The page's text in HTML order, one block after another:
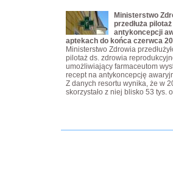
Ministerstwo
przedłuża
antykoncepcji
aptekach do końca czerwca
Ministerstwo Zdrowia
pilotaż ds. zdrowia
umożliwiający farmaceutom
recept na antykoncepcję
Z danych resortu wynika, że w
skorzystało z niej blisko 53 tys.